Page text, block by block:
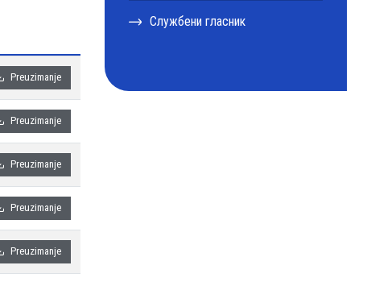
Preuzimanje
Preuzimanje
Preuzimanje
Preuzimanje
Preuzimanje
Службени гласник